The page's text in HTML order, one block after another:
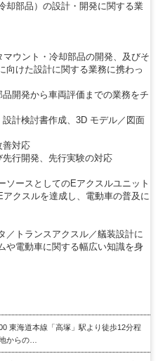
却部品）の設計・開発に関する業
ウント・冷却部品の開発、及びそ
向けた設計に関する業務に携わっ
開発から車両評価までの業務をチ
計検討書作成、3D モデル／図面
善対応
行開発、先行実験の対応
ソースとしてのEアクスルユニット
クスルを達成し、電動車の普及に
／トランスアクスル／艤装設計に
や電動車に関する幅広い知識を身
東海道本線「高塚」駅より徒歩12分程
からの…